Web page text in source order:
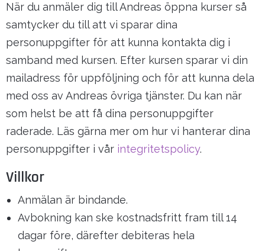
När du anmäler dig till Andreas öppna kurser så
samtycker du till att vi sparar dina
personuppgifter för att kunna kontakta dig i
samband med kursen. Efter kursen sparar vi din
mailadress för uppföljning och för att kunna dela
med oss av Andreas övriga tjänster. Du kan när
som helst be att få dina personuppgifter
raderade. Läs gärna mer om hur vi hanterar dina
personuppgifter i vår integritetspolicy.
Villkor
Anmälan är bindande.
Avbokning kan ske kostnadsfritt fram till 14
dagar före, därefter debiteras hela